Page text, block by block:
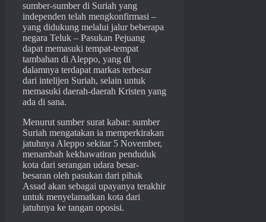
sumber-sumber di Suriah yang
independen telah mengkonfirmasi –
yang didukung melalui jalur beberapa
negara Teluk – Pasukan Pejuang
dapat memasuki tempat-tempat
tambahan di Aleppo, yang di
dalamnya terdapat markas terbesar
dari intelijen Suriah, selain untuk
memasuki daerah-daerah Kristen yang
ada di sana.
Menurut sumber surat kabar: sumber
Suriah mengatakan ia memperkirakan
jatuhnya Aleppo sekitar 5 November,
menambah kekhawatiran penduduk
kota dari serangan udara besar-
besaran oleh pasukan dari pihak
Assad akan sebagai upayanya terakhir
untuk menyelamatkan kota dari
jatuhnya ke tangan oposisi.